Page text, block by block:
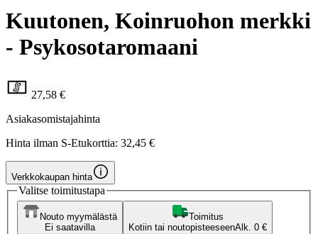
Kuutonen, Koinruohon merkki
- Psykosotaromaani
27,58 €
Asiakasomistajahinta
Hinta ilman S-Etukorttia: 32,45 €
Verkkokaupan hinta
Valitse toimitustapa
Nouto myymälästä
Ei saatavilla
Toimitus
Kotiin tai noutopisteeseenAlk. 0 €